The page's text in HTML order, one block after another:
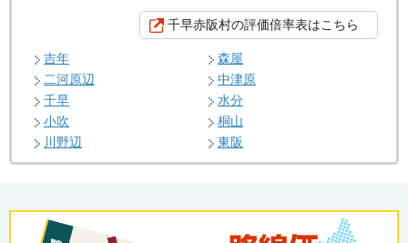
千早赤阪村の評価倍率表はこちら
吉年
森屋
二河原辺
中津原
千早
水分
小吹
桐山
川野辺
東阪